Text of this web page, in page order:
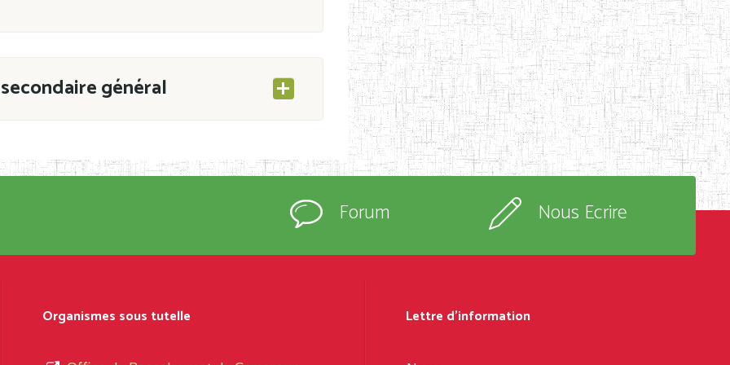
général
CAB du 21 mars 2011 portant ouverture
immatriculés et inscrits au
Forum Nous Ecrire
Organismes sous tutelle Lettre d'information